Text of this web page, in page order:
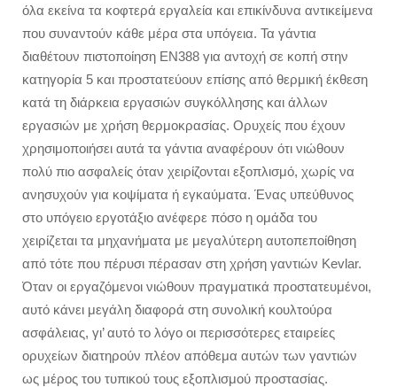
όλα εκείνα τα κοφτερά εργαλεία και επικίνδυνα αντικείμενα
που συναντούν κάθε μέρα στα υπόγεια. Τα γάντια
διαθέτουν πιστοποίηση EN388 για αντοχή σε κοπή στην
κατηγορία 5 και προστατεύουν επίσης από θερμική έκθεση
κατά τη διάρκεια εργασιών συγκόλλησης και άλλων
εργασιών με χρήση θερμοκρασίας. Ορυχείς που έχουν
χρησιμοποιήσει αυτά τα γάντια αναφέρουν ότι νιώθουν
πολύ πιο ασφαλείς όταν χειρίζονται εξοπλισμό, χωρίς να
ανησυχούν για κοψίματα ή εγκαύματα. Ένας υπεύθυνος
στο υπόγειο εργοτάξιο ανέφερε πόσο η ομάδα του
χειρίζεται τα μηχανήματα με μεγαλύτερη αυτοπεποίθηση
από τότε που πέρυσι πέρασαν στη χρήση γαντιών Kevlar.
Όταν οι εργαζόμενοι νιώθουν πραγματικά προστατευμένοι,
αυτό κάνει μεγάλη διαφορά στη συνολική κουλτούρα
ασφάλειας, γι’ αυτό το λόγο οι περισσότερες εταιρείες
ορυχείων διατηρούν πλέον απόθεμα αυτών των γαντιών
ως μέρος του τυπικού τους εξοπλισμού προστασίας.